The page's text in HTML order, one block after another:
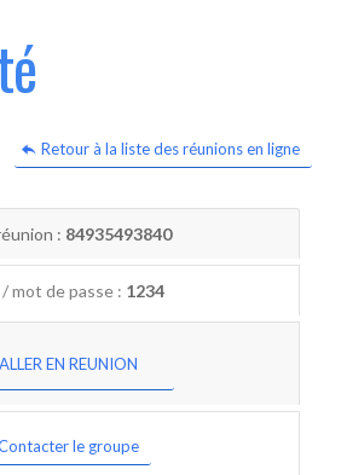
Retour à la liste des réunions en ligne
: 84935493840
mot de passe : 1234
ALLER EN REUNION
le groupe